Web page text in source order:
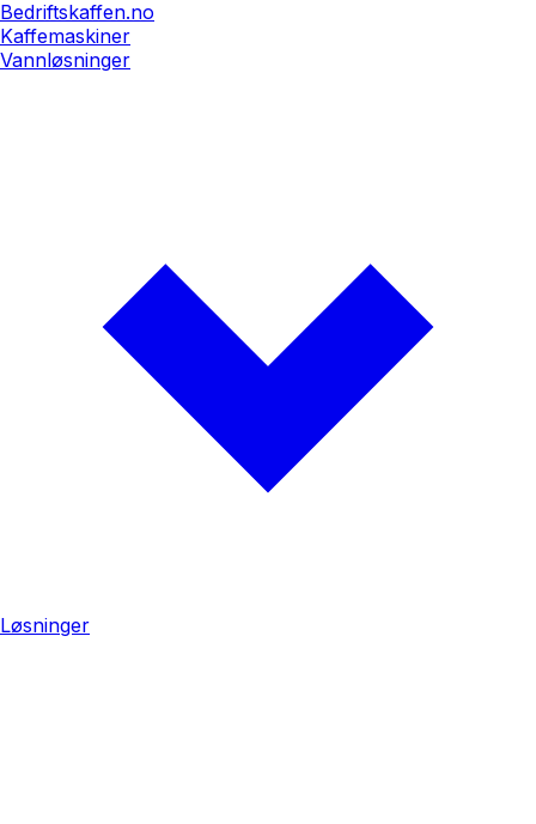
Bedriftskaffen.no
Kaffemaskiner
Vannløsninger
Løsninger